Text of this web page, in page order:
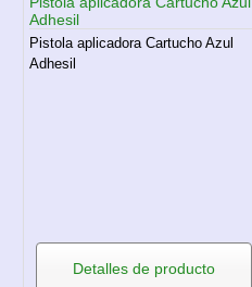
Adhesil
Pistola aplicadora Cartucho Azul
Adhesil
Detalles de producto